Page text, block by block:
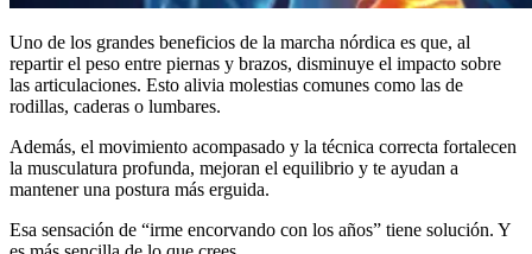
Uno de los grandes beneficios de la marcha nórdica es que, al
repartir el peso entre piernas y brazos, disminuye el impacto sobre
las articulaciones. Esto alivia molestias comunes como las de
rodillas, caderas o lumbares.
Además, el movimiento acompasado y la técnica correcta fortalecen
la musculatura profunda, mejoran el equilibrio y te ayudan a
mantener una postura más erguida.
Esa sensación de “irme encorvando con los años” tiene solución. Y